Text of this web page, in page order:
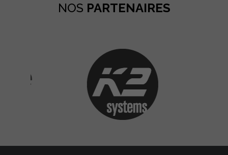
NOS PARTENAIRES